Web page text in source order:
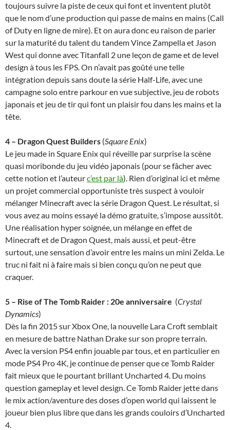
toujours suivre la piste de ceux qui font et inventent plutôt
que le nom d’une production qui passe de mains en mains (Call
of Duty en ligne de mire). Et on aura donc eu raison de parier
sur la maturité du talent du tandem Vince Zampella et Jason
West qui donne avec Titanfall 2 une leçon de game et de level
design à tous les FPS. On n’avait pas goûté une telle
intégration depuis sans doute la série Half-Life, avec une
campagne solo entre parkour en vue subjective, jeu de robots
japonais et jeu de tir qui font un plaisir fou dans les mains et la
tête.
4 – Dragon Quest Builders (Square Enix)
Le jeu made in Square Enix qui réveille par surprise la scène
quasi moribonde du jeu vidéo japonais (pour se fâcher avec
cette notion et l’auteurc’est par là). Rien d’original ici et même
un projet commercial opportuniste très suspect à vouloir
mélanger Minecraft avec la série Dragon Quest. Le résultat, si
vous avez au moins essayé la démo gratuite, s’impose aussitôt.
Une réalisation hyper soignée, un mélange en effet de
Minecraft et de Dragon Quest, mais aussi, et peut-être
surtout, une sensation d’avoir entre les mains un mini Zelda. Le
truc ni fait ni à faire mais si bien conçu qu’on ne peut que
craquer.
5 – Rise of The Tomb Raider : 20e anniversaire (Crystal
Dynamics)
Dès la fin 2015 sur Xbox One, la nouvelle Lara Croft semblait
en mesure de battre Nathan Drake sur son propre terrain.
Avec la version PS4 enfin jouable par tous, et en particulier en
mode PS4 Pro 4K, je continue de penser que ce Tomb Raider
fait mieux que le pourtant brillant Uncharted 4. Du moins
question gameplay et level design. Ce Tomb Raider jette dans
le mix action/aventure des doses d’open world qui laissent le
joueur bien plus libre que dans les grands couloirs d’Uncharted
4.